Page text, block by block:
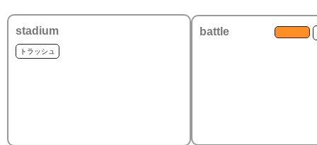
stadium
トラッシュ
battle